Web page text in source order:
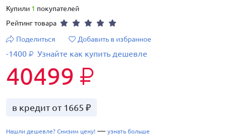
Купили 1 покупателей
Рейтинг товара
Поделиться
Добавить в избранное
-1400 ₽ Узнайте как купить дешевле
40499 ₽
в кредит от 1665 ₽
Нашли дешевле? Снизим цену! — узнать больше